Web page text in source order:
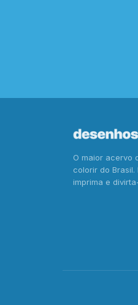
O maior acervo
colorir do Brasil.
imprima e